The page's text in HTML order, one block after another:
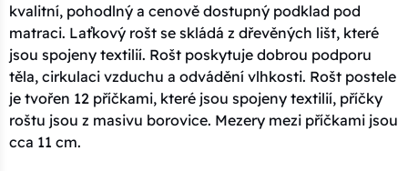
kvalitní, pohodlný a cenově dostupný podklad pod
matraci. Laťkový rošt se skládá z dřevěných lišt, které
jsou spojeny textilií. Rošt poskytuje dobrou podporu
těla, cirkulaci vzduchu a odvádění vlhkosti. Rošt postele
je tvořen 12 příčkami, které jsou spojeny textilií, příčky
roštu jsou z masivu borovice. Mezery mezi příčkami jsou
cca 11 cm.